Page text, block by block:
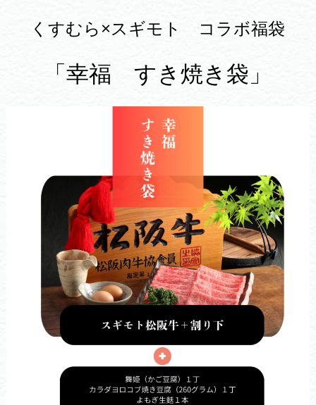
くすむら×スギモト コラボ福袋
「幸福 すき焼き袋」